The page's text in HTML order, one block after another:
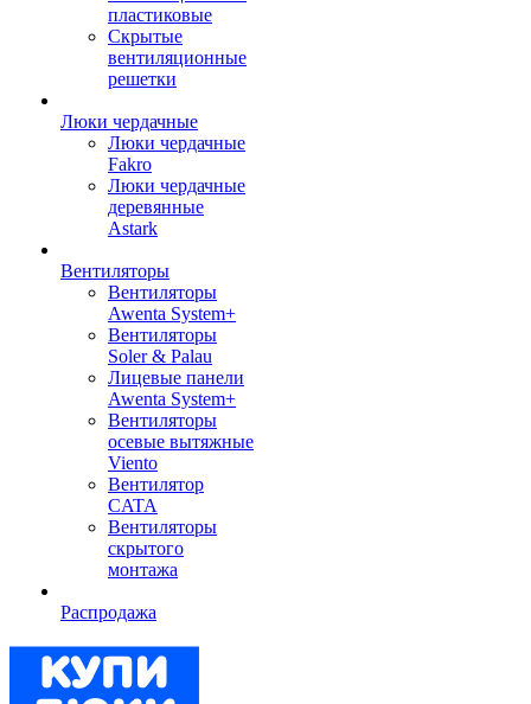
пластиковые
Скрытые
вентиляционные
решетки
Люки чердачные
Люки чердачные
Fakro
Люки чердачные
деревянные
Astark
Вентиляторы
Вентиляторы
Awenta System+
Вентиляторы
Soler & Palau
Лицевые панели
Awenta System+
Вентиляторы
осевые вытяжные
Viento
Вентилятор
CATA
Вентиляторы
скрытого
монтажа
Распродажа